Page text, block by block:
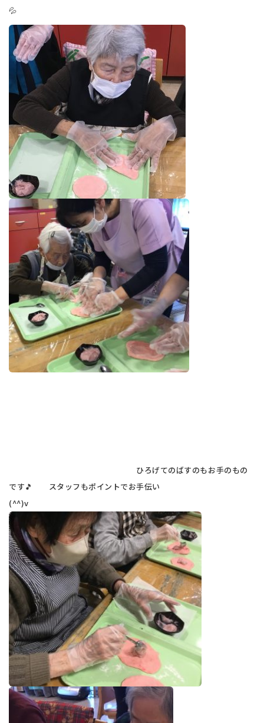
💦
ひろげてのばすのもお手のもの
です🎵 スタッフもポイントでお手伝い
(^^)v